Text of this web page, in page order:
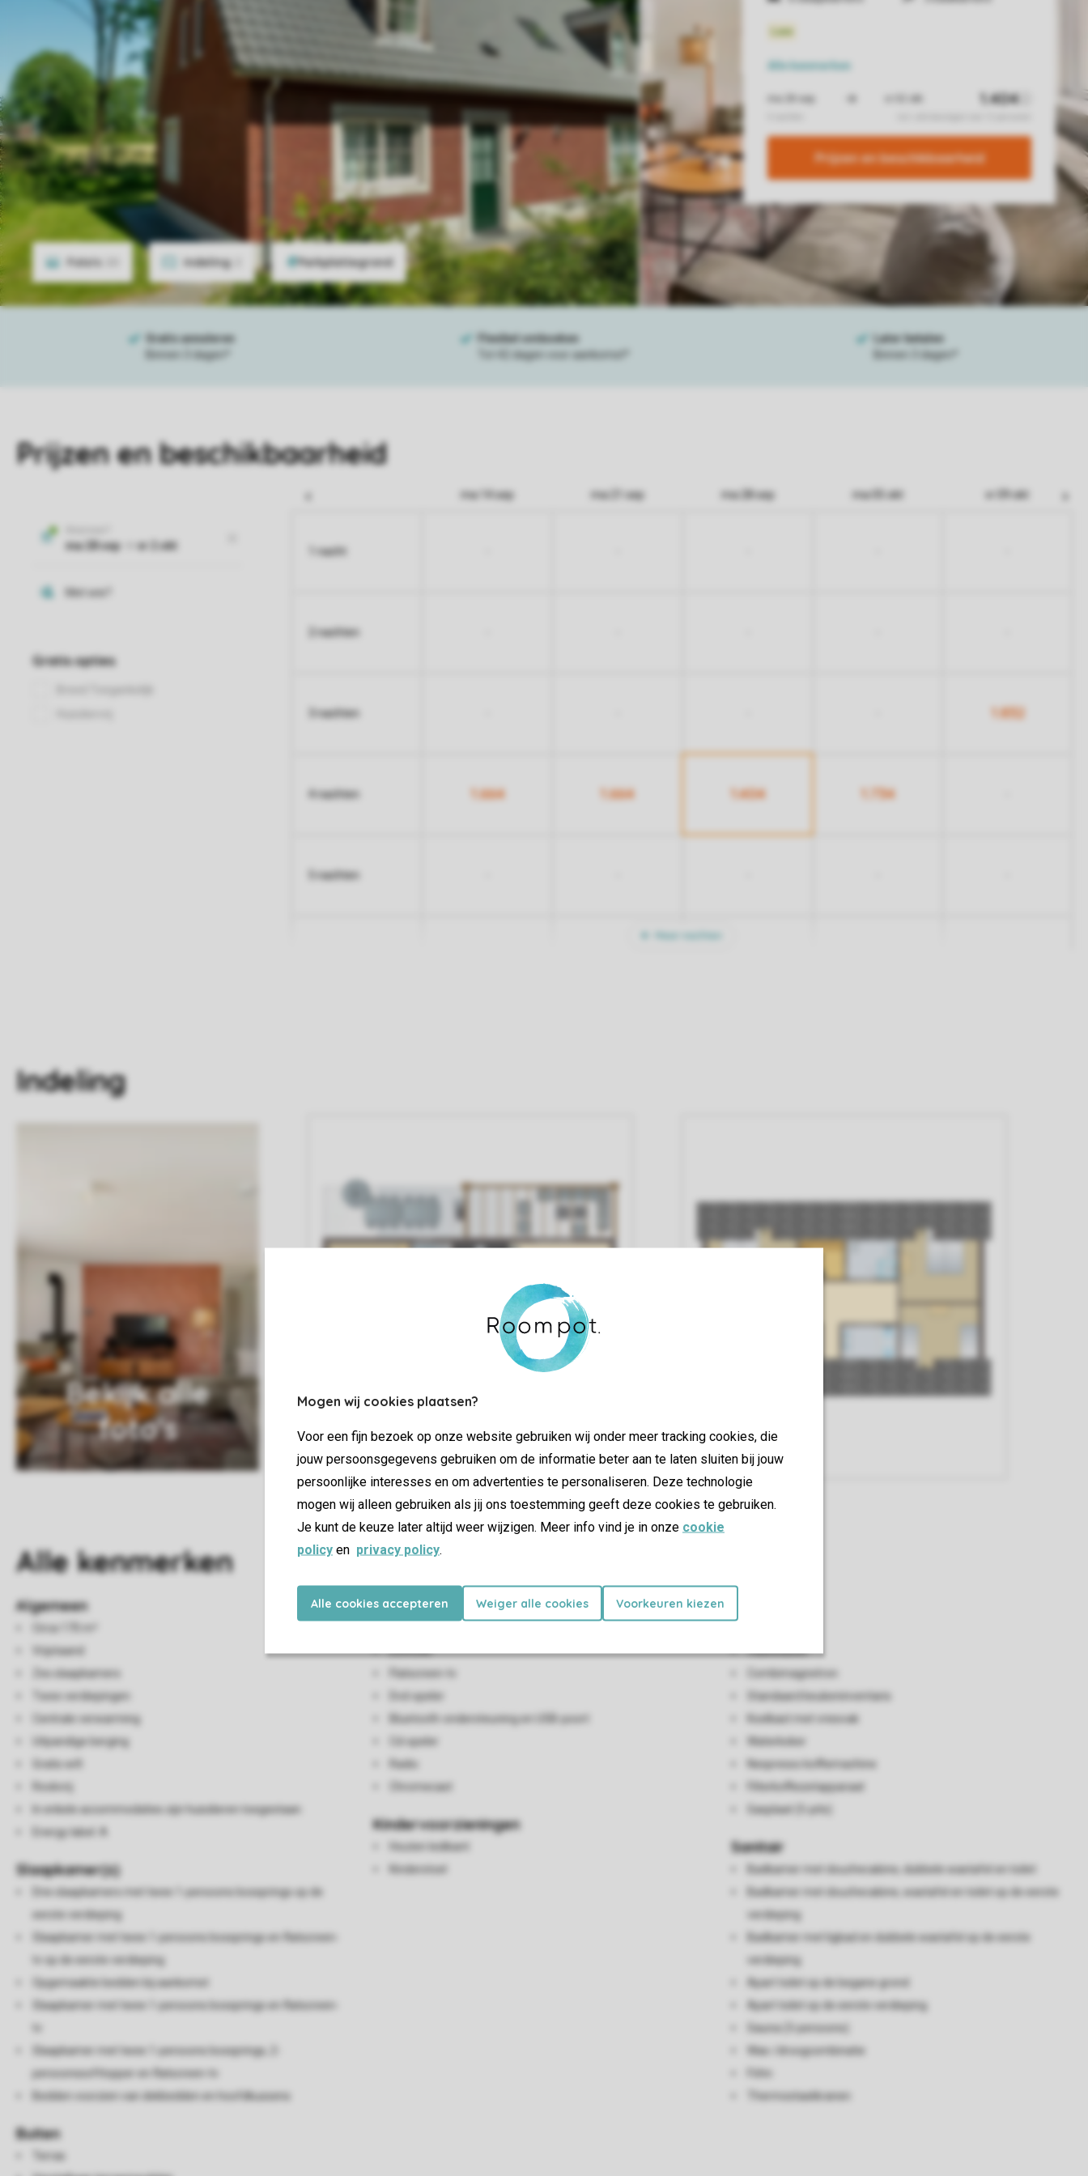
Mogen wij cookies plaatsen?
Voor een fijn bezoek op onze website gebruiken wij onder meer tracking cookies, die
jouw persoonsgegevens gebruiken om de informatie beter aan te laten sluiten bij jouw
persoonlijke interesses en om advertenties te personaliseren. Deze technologie
mogen wij alleen gebruiken als jij ons toestemming geeft deze cookies te gebruiken.
Je kunt de keuze later altijd weer wijzigen. Meer info vind je in onze cookie
policy en privacy policy.
Alle cookies accepteren Weiger alle cookies Voorkeuren kiezen
Foto's Indeling
Alle kenmerken
Prijzen en beschikbaarheid
Prijzen en beschikbaarheid
ma 14 sep ma 21 sep ma 28 sep ma 05 okt vr 09 okt
1 nacht
2 nachten
3 nachten 1.832
4 nachten 1.664 1.664 1.404 1.734
5 nachten
Indeling
Bekijk alle
foto's
Allekenmerken
Algemeen
Circa 170 m²
Vrijstaand
Zes slaapkamers
Twee verdiepingen
Centrale verwarming
Uitpandige berging
Gratis wifi
Rookvrij
In enkele accommodaties zijn huisdieren toegestaan
Energy label: A
Slaapkamer(s)
Drie slaapkamers met twee 1-persoons boxsprings op de
eerste verdieping
Slaapkamer met twee 1-persoons boxsprings en flatscreen-
tv op de eerste verdieping
Opgemaakte bedden bij aankomst
Slaapkamer met twee 1-persoons boxsprings en flatscreen-
Slaapkamer met twee 1-persoons boxsprings, 2-
persoonssofttopper en flatscreen-tv
Bedden voorzien van dekbedden en hoofdkussens
Buiten
Terras
Woon-/eetkamer
Eethoek
Flatscreen-tv
Dvd-speler
Bluetooth-ondersteuning en USB-poort
Cd-speler
Radio
Chromecast
Kindervoorzieningen
Houten ledikant
Kinderstoel
Vaatwasser
Combimagnetron
Standaard keukeninventaris
Koelkast met vriesvak
Waterkoker
Nespresso koffiemachine
Filterkoffiezetapparaat
Gasplaat (5-pits)
Sanitair
Badkamer met douchecabine, dubbele wastafel en toilet
Badkamer met douchecabine, wastafel en toilet op de eerste
verdieping
Badkamer met ligbad en dubbele wastafel op de eerste
verdieping
Apart toilet op de begane grond
Apart toilet op de eerste verdieping
Sauna (3-persoons)
Was-/droogcombinatie
Thermostaatkranen